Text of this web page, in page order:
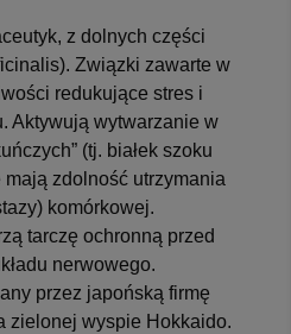
z dolnych części
Związki zawarte w
redukujące stres i
Aktywują wytwarzanie w
(tj. białek szoku
zdolność utrzymania
komórkowej.
tarczę ochronną przed
nerwowego.
przez japońską firmę
zielonej wyspie Hokkaido.